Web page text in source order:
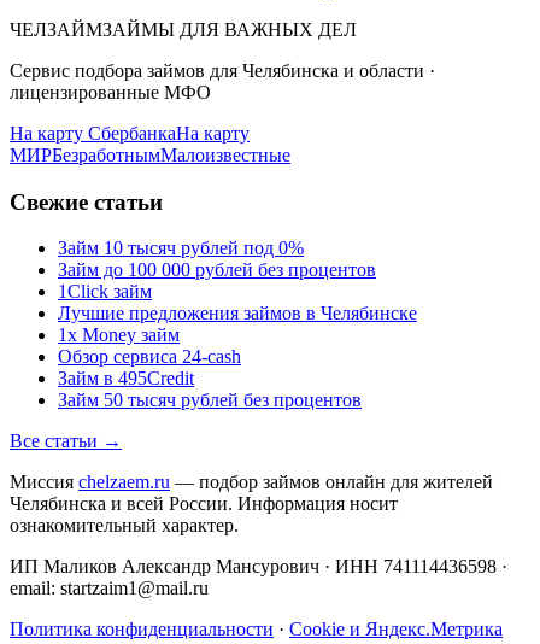
ЧЕЛЗАЙМЗАЙМЫ ДЛЯ ВАЖНЫХ ДЕЛ
Сервис подбора займов для Челябинска и области ·
лицензированные МФО
На карту СбербанкаНа карту
МИРБезработнымМалоизвестные
Свежие статьи
Займ 10 тысяч рублей под 0%
Займ до 100 000 рублей без процентов
1Click займ
Лучшие предложения займов в Челябинске
1x Money займ
Обзор сервиса 24-cash
Займ в 495Credit
Займ 50 тысяч рублей без процентов
Все статьи →
Миссия chelzaem.ru — подбор займов онлайн для жителей
Челябинска и всей России. Информация носит
ознакомительный характер.
ИП Маликов Александр Мансурович · ИНН 741114436598 ·
email: startzaim1@mail.ru
Политика конфиденциальности · Cookie и Яндекс.Метрика